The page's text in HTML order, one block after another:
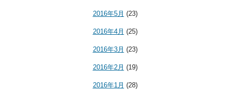
2016年5月 (23)
2016年4月 (25)
2016年3月 (23)
2016年2月 (19)
2016年1月 (28)